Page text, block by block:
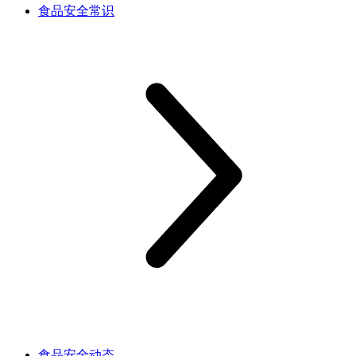
食品安全常识